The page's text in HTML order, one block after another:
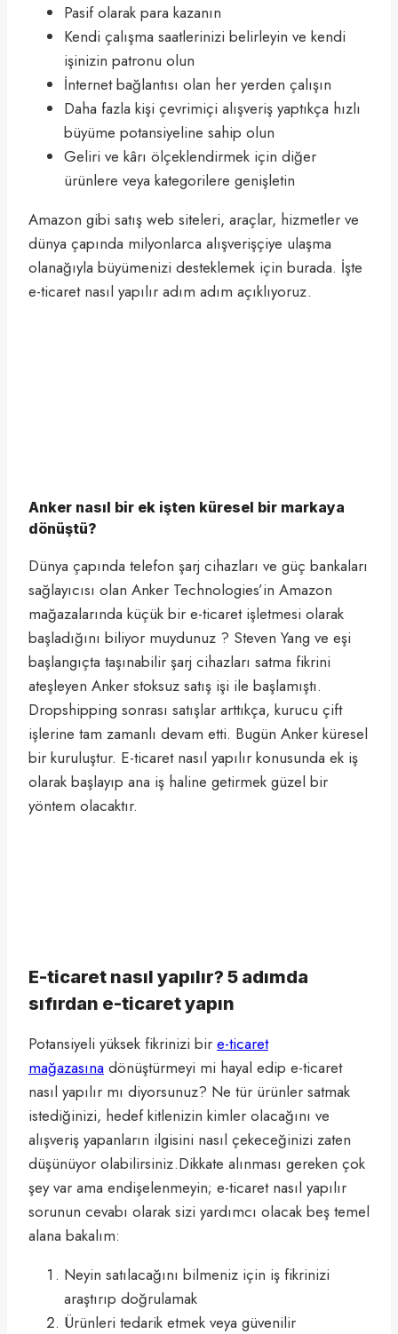
Pasif olarak para kazanın
Kendi çalışma saatlerinizi belirleyin ve kendi
işinizin patronu olun
İnternet bağlantısı olan her yerden çalışın
Daha fazla kişi çevrimiçi alışveriş yaptıkça hızlı
büyüme potansiyeline sahip olun
Geliri ve kârı ölçeklendirmek için diğer
ürünlere veya kategorilere genişletin
Amazon gibi satış web siteleri, araçlar, hizmetler ve
dünya çapında milyonlarca alışverişçiye ulaşma
olanağıyla büyümenizi desteklemek için burada. İşte
e-ticaret nasıl yapılır adım adım açıklıyoruz.
Anker nasıl bir ek işten küresel bir markaya
dönüştü?
Dünya çapında telefon şarj cihazları ve güç bankaları
sağlayıcısı olan Anker Technologies’in Amazon
mağazalarında küçük bir e-ticaret işletmesi olarak
başladığını biliyor muydunuz ? Steven Yang ve eşi
başlangıçta taşınabilir şarj cihazları satma fikrini
ateşleyen Anker stoksuz satış işi ile başlamıştı.
Dropshipping sonrası satışlar arttıkça, kurucu çift
işlerine tam zamanlı devam etti. Bugün Anker küresel
bir kuruluştur. E-ticaret nasıl yapılır konusunda ek iş
olarak başlayıp ana iş haline getirmek güzel bir
yöntem olacaktır.
E-ticaret nasıl yapılır? 5 adımda
sıfırdan e-ticaret yapın
Potansiyeli yüksek fikrinizi bir e-ticaret
mağazasına dönüştürmeyi mi hayal edip e-ticaret
nasıl yapılır mı diyorsunuz? Ne tür ürünler satmak
istediğinizi, hedef kitlenizin kimler olacağını ve
alışveriş yapanların ilgisini nasıl çekeceğinizi zaten
düşünüyor olabilirsiniz.Dikkate alınması gereken çok
şey var ama endişelenmeyin; e-ticaret nasıl yapılır
sorunun cevabı olarak sizi yardımcı olacak beş temel
alana bakalım:
Neyin satılacağını bilmeniz için iş fikrinizi
araştırıp doğrulamak
Ürünleri tedarik etmek veya güvenilir